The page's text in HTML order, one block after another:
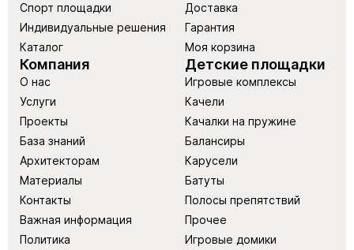
Спорт площадки
Индивидуальные решения
Каталог
Доставка
Гарантия
Моя корзина
Компания
О нас
Услуги
Проекты
База знаний
Архитекторам
Материалы
Контакты
Важная информация
Политика
Детские площадки
Игровые комплексы
Качели
Качалки на пружине
Балансиры
Карусели
Батуты
Полосы препятствий
Прочее
Игровые домики